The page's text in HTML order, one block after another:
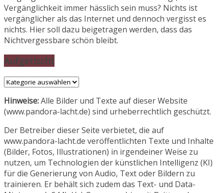
Vergänglichkeit immer hässlich sein muss? Nichts ist
vergänglicher als das Internet und dennoch vergisst es
nichts. Hier soll dazu beigetragen werden, dass das
Nichtvergessbare schön bleibt.
Aufgetischt
Aufgetischt
Hinweise:Alle Bilder und Texte auf dieser Website
(www.pandora-lacht.de) sind urheberrechtlich geschützt.
Der Betreiber dieser Seite verbietet, die auf
www.pandora-lacht.de veröffentlichten Texte und Inhalte
(Bilder, Fotos, Illustrationen) in irgendeiner Weise zu
nutzen, um Technologien der künstlichen Intelligenz (KI)
für die Generierung von Audio, Text oder Bildern zu
trainieren. Er behält sich zudem das Text- und Data-